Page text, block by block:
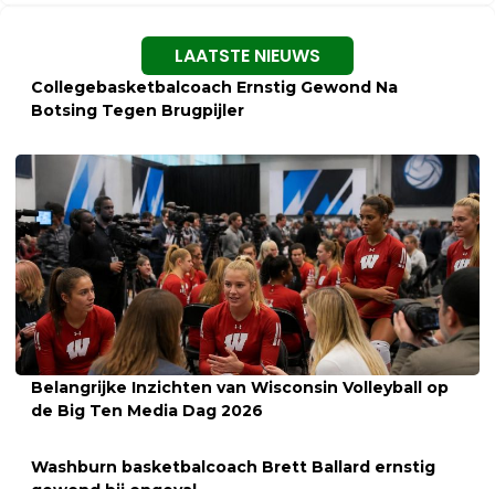
LAATSTE NIEUWS
Collegebasketbalcoach Ernstig Gewond Na
Botsing Tegen Brugpijler
Belangrijke Inzichten van Wisconsin Volleyball op
de Big Ten Media Dag 2026
Washburn basketbalcoach Brett Ballard ernstig